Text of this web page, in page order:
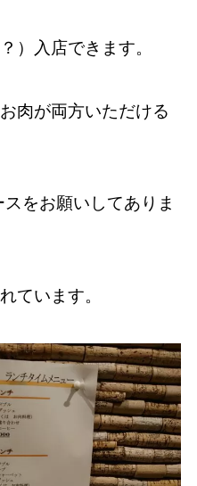
）入店できます。
肉が両方いただける
をお願いしてありま
ています。